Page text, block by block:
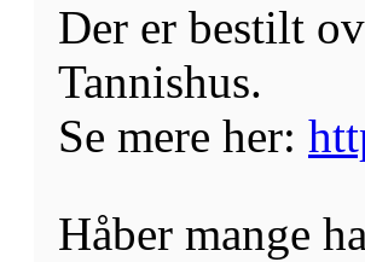
Der er bestilt
Tannishus.
Se mere her:
Håber mange